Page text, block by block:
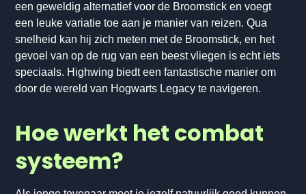
een geweldig alternatief voor de Broomstick en voegt
een leuke variatie toe aan je manier van reizen. Qua
snelheid kan hij zich meten met de Broomstick, en het
gevoel van op de rug van een beest vliegen is echt iets
speciaals. Highwing biedt een fantastische manier om
door de wereld van Hogwarts Legacy te navigeren.
Hoe werkt het combat
systeem?